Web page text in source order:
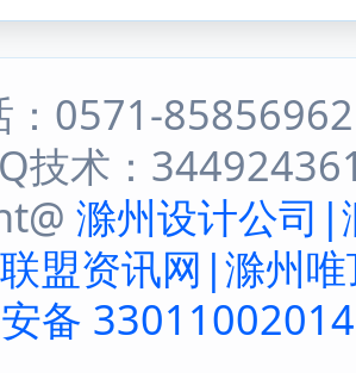
：0571-
技术：
滁州设计公司|
盟资讯网|滁州
备